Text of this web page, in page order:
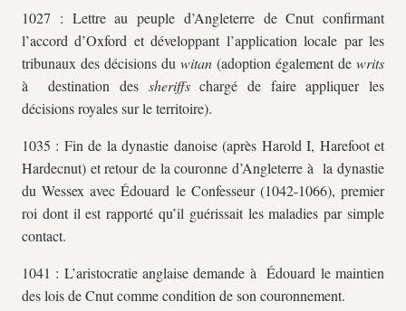
1027 : Lettre au peuple d’Angleterre de Cnut confirmant
l’accord d’Oxford et développant l’application locale par les
tribunaux des décisions du witan (adoption également de writs
à destination des sheriffschargé de faire appliquer les
décisions royales sur le territoire).
1035 : Fin de la dynastie danoise (après Harold I, Harefoot et
Hardecnut) et retour de la couronne d’Angleterre à la dynastie
du Wessex avec Édouard le Confesseur (1042-1066), premier
roi dont il est rapporté qu’il guérissait les maladies par simple
contact.
1041 : L’aristocratie anglaise demande à Édouard le maintien
des lois de Cnut comme condition de son couronnement.